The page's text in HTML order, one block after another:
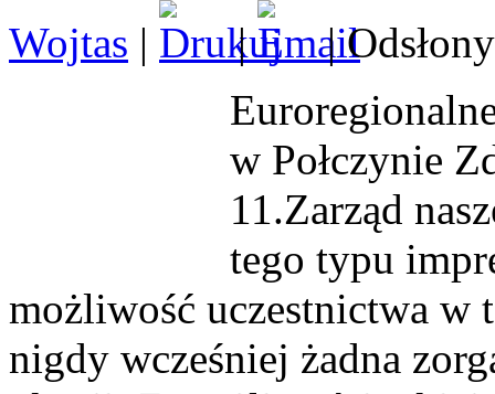
Wojtas | |
|
w Połczynie
11.Zarząd
tego typu
możliwość uczestnictwa w
nigdy wcześniej żadna